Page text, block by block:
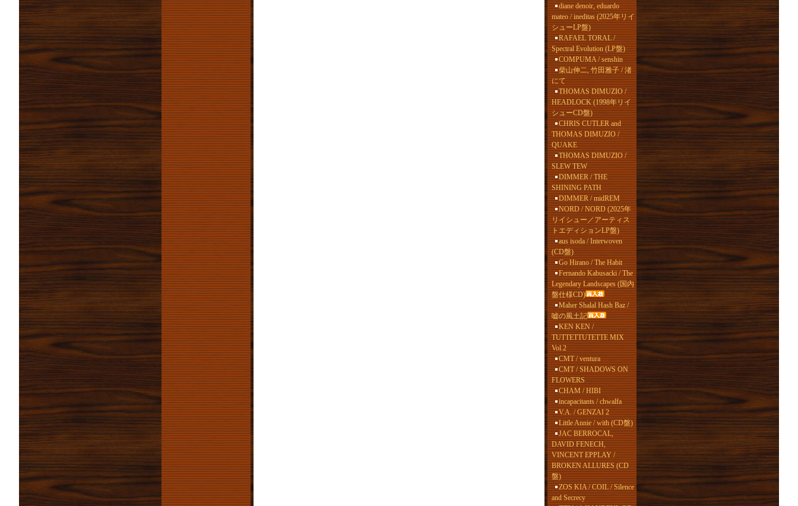
diane denoir, eduardo
mateo / ineditas (2025年リイ
シューLP盤)
RAFAEL TORAL /
Spectral Evolution (LP盤)
COMPUMA / senshin
柴山伸二, 竹田雅子 / 渚
にて
THOMAS DIMUZIO /
HEADLOCK (1998年リイ
シューCD盤)
CHRIS CUTLER and
THOMAS DIMUZIO /
QUAKE
THOMAS DIMUZIO /
SLEW TEW
DIMMER / THE
SHINING PATH
DIMMER / midREM
NORD / NORD (2025年
リイシュー／アーティス
トエディションLP盤)
aus isoda / Interwoven
(CD盤)
Go Hirano / The Habit
Fernando Kabusacki / The
Legendary Landscapes (国内
盤仕様CD)
Maher Shalal Hash Baz /
嘘の風土記
KEN KEN /
TUTTETTUTETTE MIX
Vol.2
CMT / ventura
CMT / SHADOWS ON
FLOWERS
CHAM / HIBI
incapacitants / chwalfa
V.A. / GENZAI 2
Little Annie / with (CD盤)
JAC BERROCAL,
DAVID FENECH,
VINCENT EPPLAY /
BROKEN ALLURES (CD
盤)
ZOS KIA / COIL / Silence
and Secrecy